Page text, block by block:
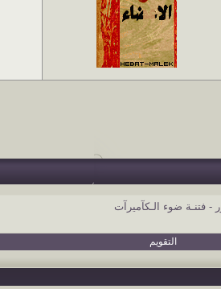
فتنـة ضوء الـكآميرآت
التقويم